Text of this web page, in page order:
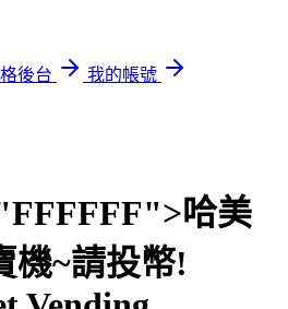
後台
我的帳號
哈美
~請投幣!